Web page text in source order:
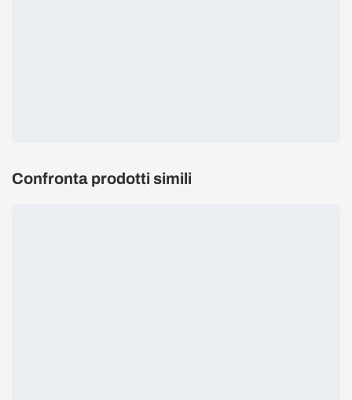
Confronta prodotti simili